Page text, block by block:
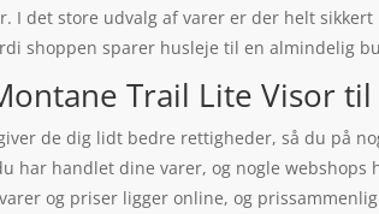
I det store udvalg af varer er der helt
shoppen sparer husleje til en almindelig
Trail Lite Visor
de dig lidt bedre rettigheder, så du på
har handlet dine varer, og nogle
og priser ligger online, og